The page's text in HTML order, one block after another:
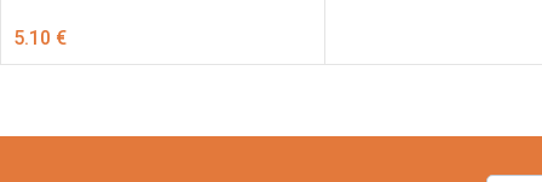
ΝΤΙΠΑΚΙΑ
ΤΥΛΙΓΜΑΤΟΣ
5.10 €